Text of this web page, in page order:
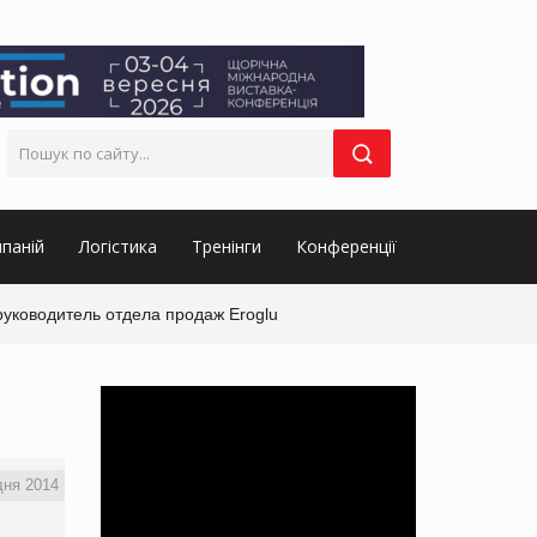
Логістика Тренінги Конференції
отдела продаж Eroglu
2014